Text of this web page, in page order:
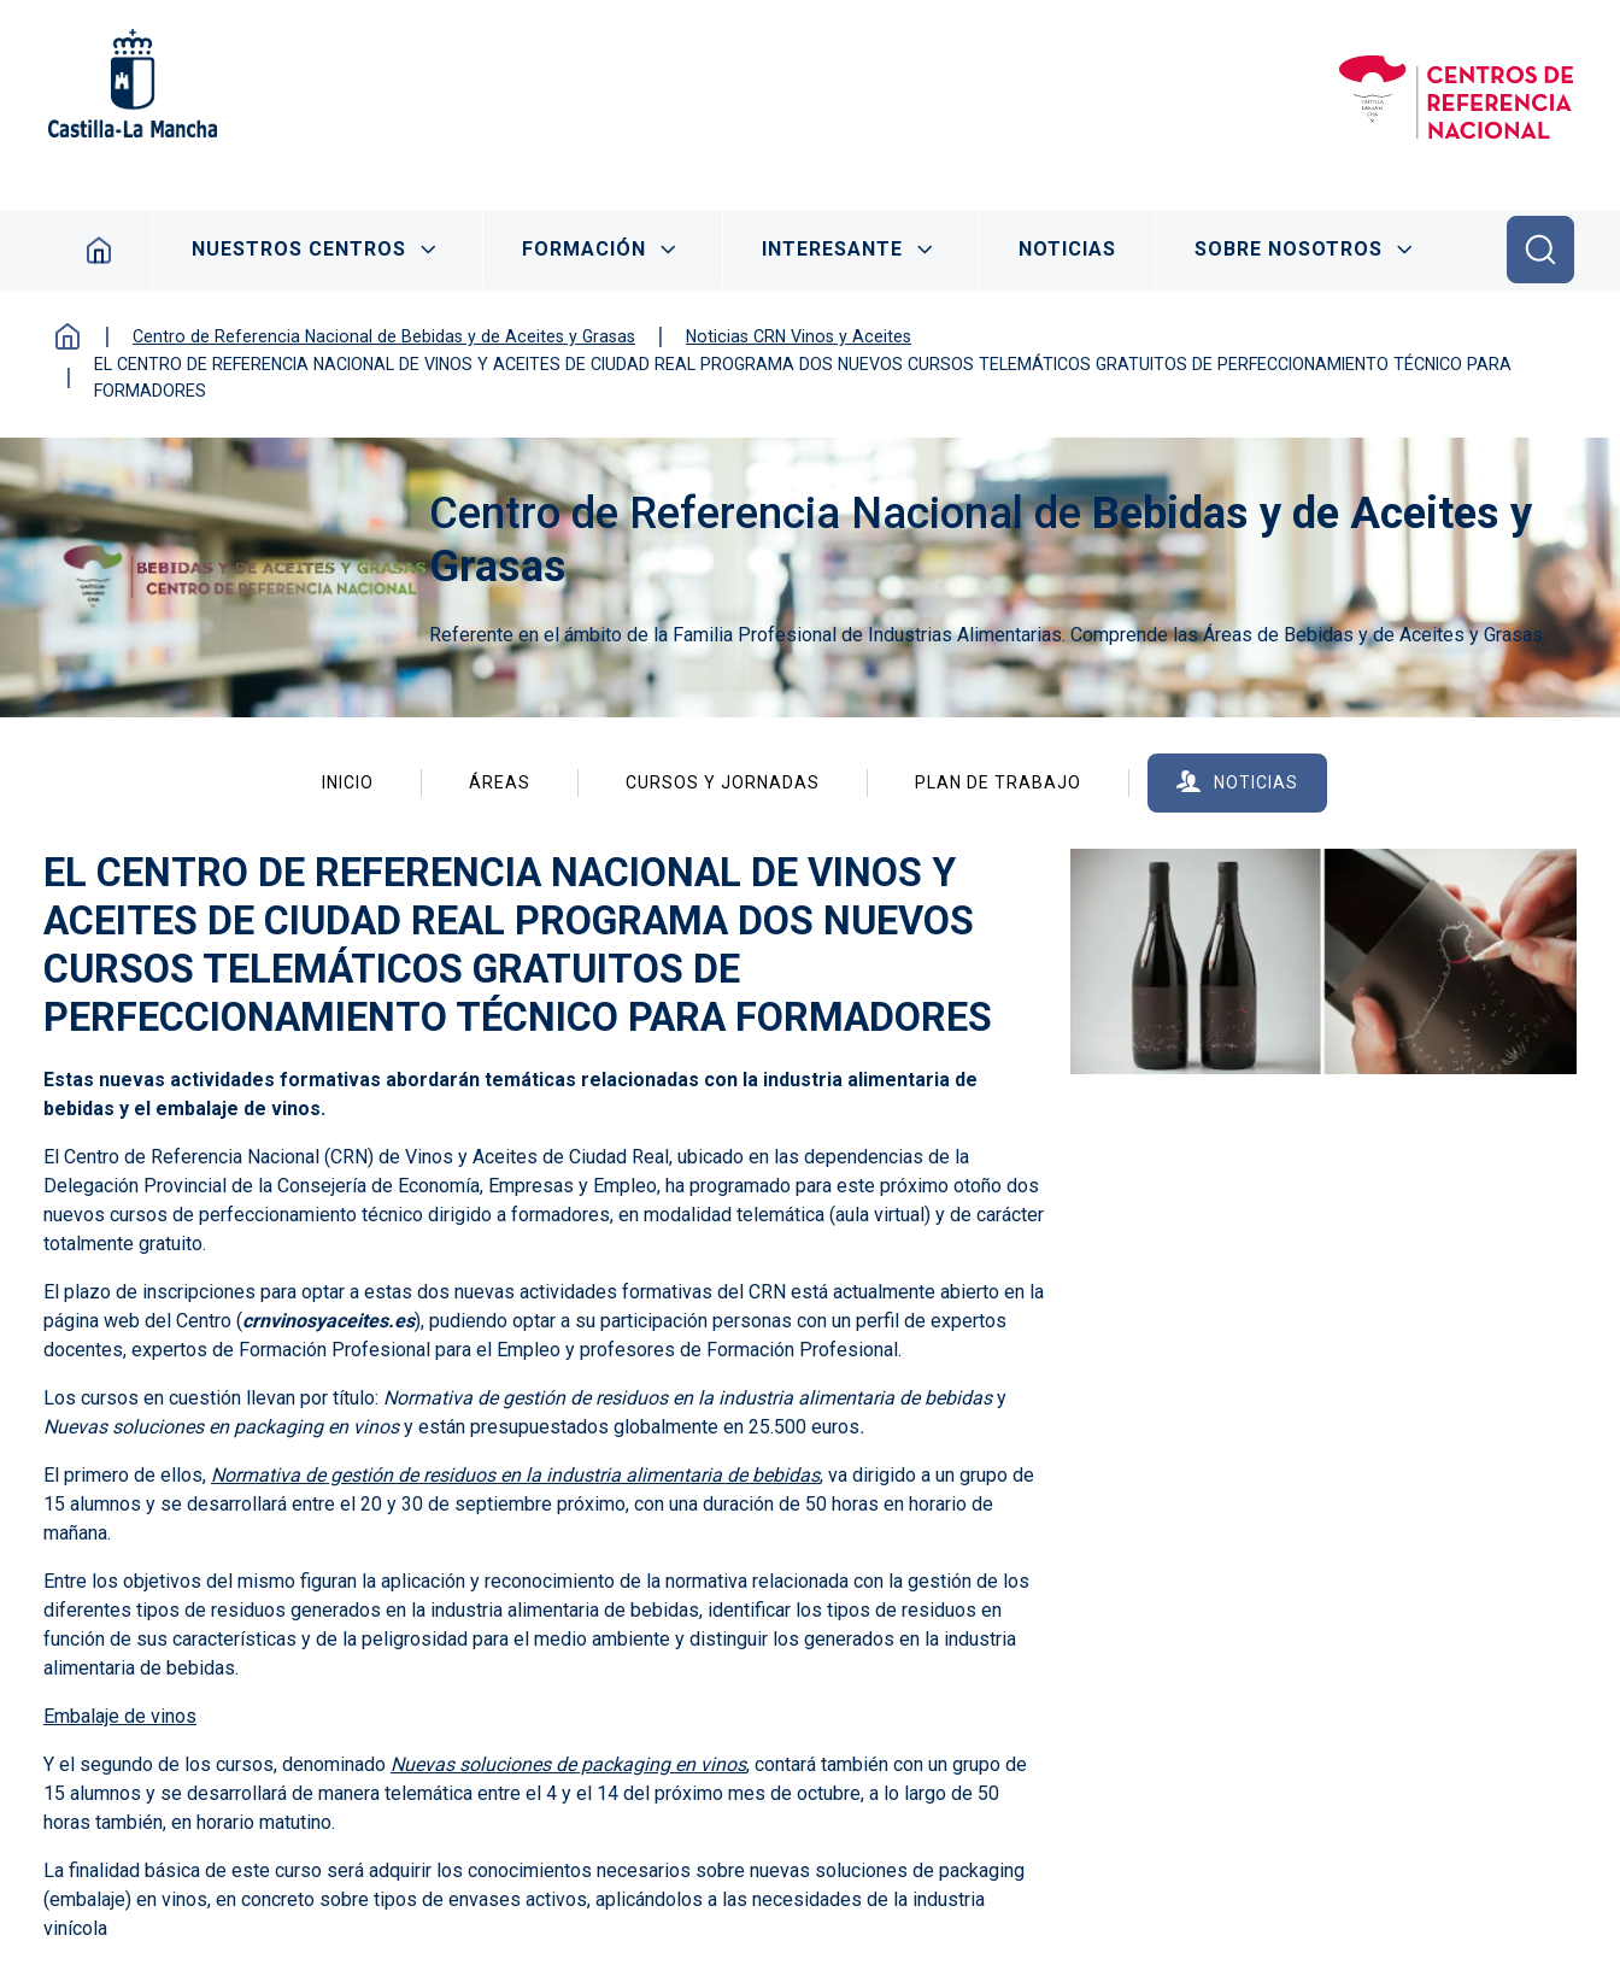
Navegación principal
NUESTROS CENTROS FORMACIÓN INTERESANTE NOTICIAS SOBRE NOSOTROS
Centro de Referencia Nacional de Bebidas y de Aceites y Grasas
Noticias CRN Vinos y Aceites
EL CENTRO DE REFERENCIA NACIONAL DE VINOS Y ACEITES DE CIUDAD REAL PROGRAMA DOS NUEVOS CURSOS TELEMÁTICOS GRATUITOS DE PERFECCIONAMIENTO TÉCNICO PARA
FORMADORES
Centro de Referencia Nacional deBebidas y de Aceites y
Grasas
Referente en el ámbito de la Familia Profesional de Industrias Alimentarias. Comprende las Áreas de Bebidas y de Aceites y Grasas
INICIO ÁREAS CURSOS Y JORNADAS PLAN DE TRABAJO NOTICIAS
EL CENTRO DE REFERENCIA NACIONAL DE VINOS Y
ACEITES DE CIUDAD REAL PROGRAMA DOS NUEVOS
CURSOS TELEMÁTICOS GRATUITOS DE
PERFECCIONAMIENTO TÉCNICO PARA FORMADORES
Estas nuevas actividades formativas abordarán temáticas relacionadas con la industria alimentaria de
bebidas y el embalaje de vinos.
El Centro de Referencia Nacional (CRN) de Vinos y Aceites de Ciudad Real, ubicado en las dependencias de la
Delegación Provincial de la Consejería de Economía, Empresas y Empleo, ha programado para este próximo otoño dos
nuevos cursos de perfeccionamiento técnico dirigido a formadores, en modalidad telemática (aula virtual) y de carácter
totalmente gratuito.
El plazo de inscripciones para optar a estas dos nuevas actividades formativas del CRN está actualmente abierto en la
página web del Centro (crnvinosyaceites.es), pudiendo optar a su participación personas con un perfil de expertos
docentes, expertos de Formación Profesional para el Empleo y profesores de Formación Profesional.
Los cursos en cuestión llevan por título: Normativa de gestión de residuos en la industria alimentaria de bebidasy
Nuevas soluciones en packaging en vinosy están presupuestados globalmente en 25.500 euros.
El primero de ellos, Normativa de gestión de residuos en la industria alimentaria de bebidas, va dirigido a un grupo de
15 alumnos y se desarrollará entre el 20 y 30 de septiembre próximo, con una duración de 50 horas en horario de
mañana.
Entre los objetivos del mismo figuran la aplicación y reconocimiento de la normativa relacionada con la gestión de los
diferentes tipos de residuos generados en la industria alimentaria de bebidas, identificar los tipos de residuos en
función de sus características y de la peligrosidad para el medio ambiente y distinguir los generados en la industria
alimentaria de bebidas.
Embalaje de vinos
Y el segundo de los cursos, denominado Nuevas soluciones de packaging en vinos, contará también con un grupo de
15 alumnos y se desarrollará de manera telemática entre el 4 y el 14 del próximo mes de octubre, a lo largo de 50
horas también, en horario matutino.
La finalidad básica de este curso será adquirir los conocimientos necesarios sobre nuevas soluciones de packaging
(embalaje) en vinos, en concreto sobre tipos de envases activos, aplicándolos a las necesidades de la industria
vinícola